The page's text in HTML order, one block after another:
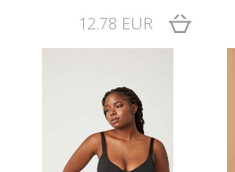
12.78 EUR